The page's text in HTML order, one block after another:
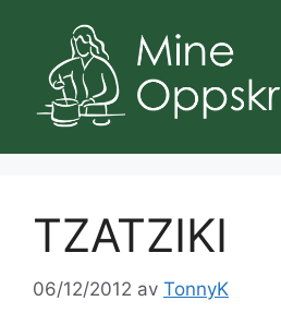
innhold
TZATZIKI
06/12/2012 av TonnyK